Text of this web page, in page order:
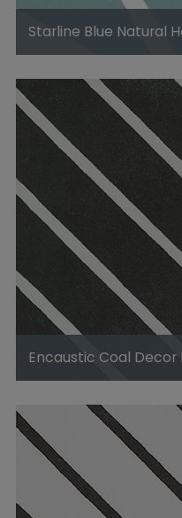
Starline Blue Natural
Encaustic Coal Decor